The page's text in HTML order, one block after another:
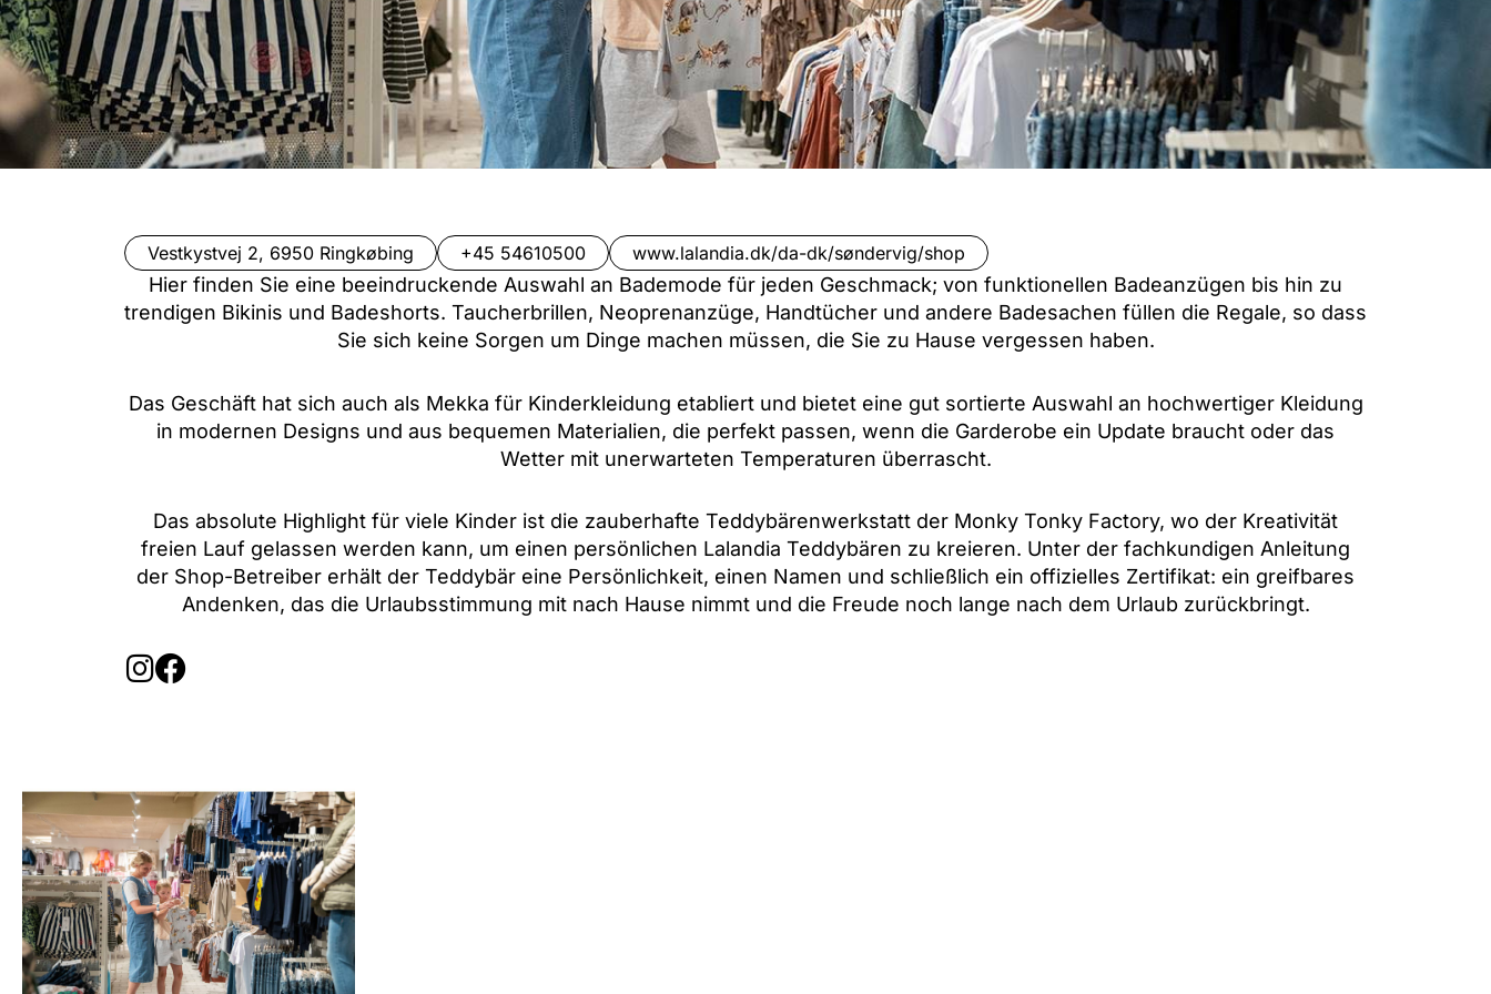
Vestkystvej 2, 6950 Ringkøbing +45 54610500 www.lalandia.dk/da-dk/søndervig/shop
Hier finden Sie eine beeindruckende Auswahl an Bademode für jeden Geschmack; von funktionellen Badeanzügen bis hin zu
trendigen Bikinis und Badeshorts. Taucherbrillen, Neoprenanzüge, Handtücher und andere Badesachen füllen die Regale, so dass
Sie sich keine Sorgen um Dinge machen müssen, die Sie zu Hause vergessen haben.
Das Geschäft hat sich auch als Mekka für Kinderkleidung etabliert und bietet eine gut sortierte Auswahl an hochwertiger Kleidung
in modernen Designs und aus bequemen Materialien, die perfekt passen, wenn die Garderobe ein Update braucht oder das
Wetter mit unerwarteten Temperaturen überrascht.
Das absolute Highlight für viele Kinder ist die zauberhafte Teddybärenwerkstatt der Monky Tonky Factory, wo der Kreativität
freien Lauf gelassen werden kann, um einen persönlichen Lalandia Teddybären zu kreieren. Unter der fachkundigen Anleitung
der Shop-Betreiber erhält der Teddybär eine Persönlichkeit, einen Namen und schließlich ein offizielles Zertifikat: ein greifbares
Andenken, das die Urlaubsstimmung mit nach Hause nimmt und die Freude noch lange nach dem Urlaub zurückbringt.
I
a
g
r
a
m
F
b
o
o
k